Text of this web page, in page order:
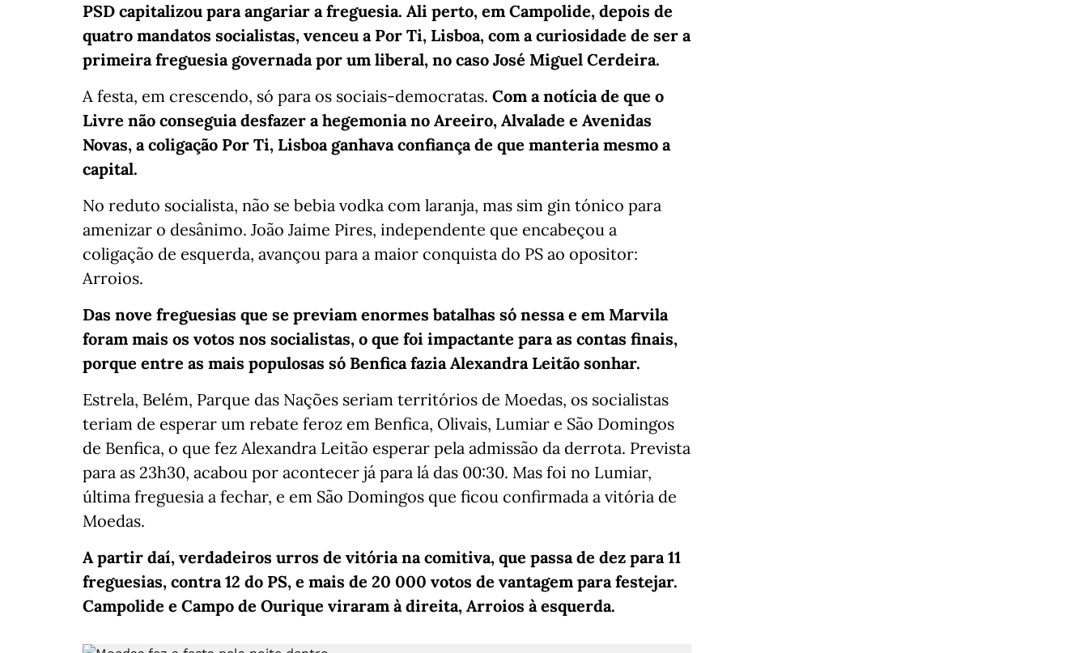
PSD capitalizou para angariar a freguesia. Ali perto, em Campolide, depois de
quatro mandatos socialistas, venceu a Por Ti, Lisboa, com a curiosidade de ser a
primeira freguesia governada por um liberal, no caso José Miguel Cerdeira.
A festa, em crescendo, só para os sociais-democratas. Com a notícia de que o
Livre não conseguia desfazer a hegemonia no Areeiro, Alvalade e Avenidas
Novas, a coligação Por Ti, Lisboa ganhava confiança de que manteria mesmo a
capital.
No reduto socialista, não se bebia vodka com laranja, mas sim gin tónico para
amenizar o desânimo. João Jaime Pires, independente que encabeçou a
coligação de esquerda, avançou para a maior conquista do PS ao opositor:
Arroios.
Das nove freguesias que se previam enormes batalhas só nessa e em Marvila
foram mais os votos nos socialistas, o que foi impactante para as contas finais,
porque entre as mais populosas só Benfica fazia Alexandra Leitão sonhar.
Estrela, Belém, Parque das Nações seriam territórios de Moedas, os socialistas
teriam de esperar um rebate feroz em Benfica, Olivais, Lumiar e São Domingos
de Benfica, o que fez Alexandra Leitão esperar pela admissão da derrota. Prevista
para as 23h30, acabou por acontecer já para lá das 00:30. Mas foi no Lumiar,
última freguesia a fechar, e em São Domingos que ficou confirmada a vitória de
Moedas.
A partir daí, verdadeiros urros de vitória na comitiva, que passa de dez para 11
freguesias, contra 12 do PS, e mais de 20 000 votos de vantagem para festejar.
Campolide e Campo de Ourique viraram à direita, Arroios à esquerda.